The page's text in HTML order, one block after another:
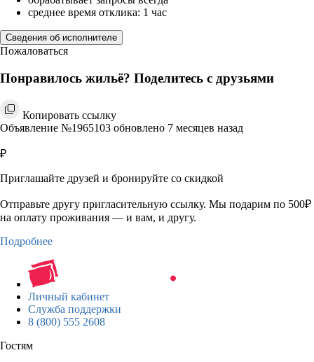
среднее время отклика: 1 час
Сведения об исполнителе
Пожаловаться
Понравилось жильё? Поделитесь с друзьями
Копировать ссылку
Объявление №1965103 обновлено 7 месяцев назад
₽
Приглашайте друзей и бронируйте со скидкой
Отправьте другу пригласительную ссылку. Мы подарим по 500₽
на оплату проживания — и вам, и другу.
Подробнее
Личный кабинет
Служба поддержки
8 (800) 555 2608
Гостям